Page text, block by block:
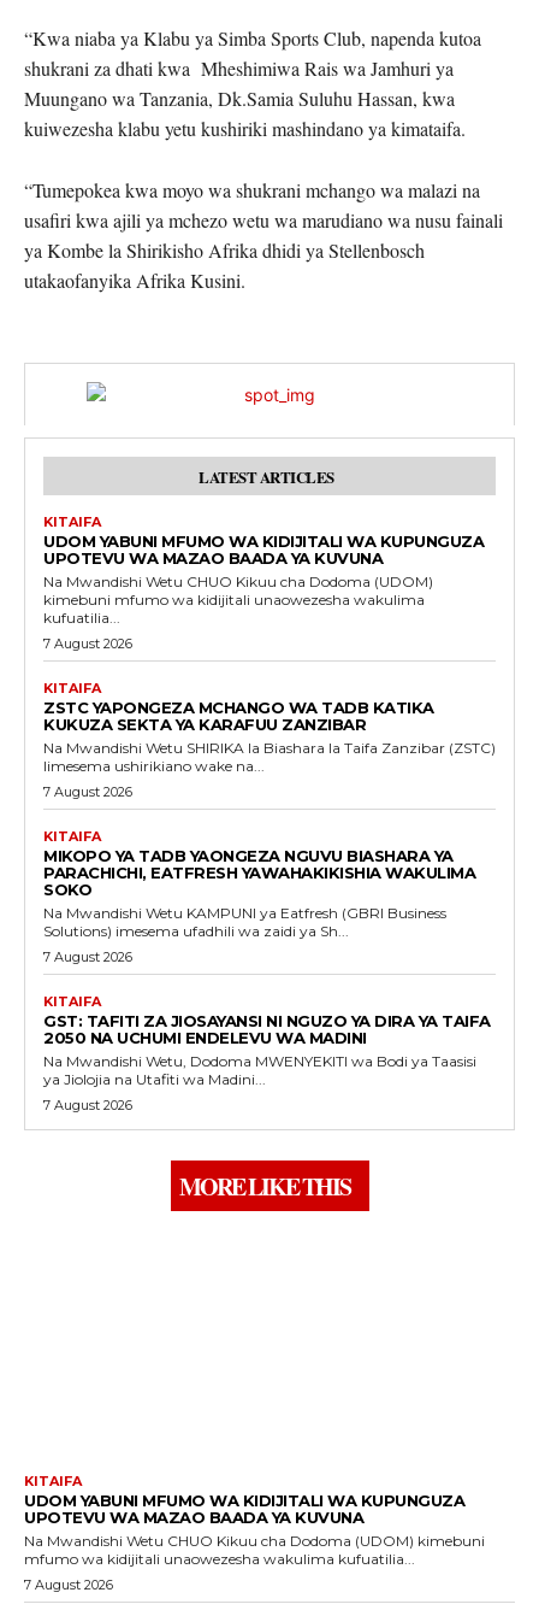
“Kwa niaba ya Klabu ya Simba Sports Club, napenda kutoa
shukrani za dhati kwa Mheshimiwa Rais wa Jamhuri ya
Muungano wa Tanzania, Dk.Samia Suluhu Hassan, kwa
kuiwezesha klabu yetu kushiriki mashindano ya kimataifa.
“Tumepokea kwa moyo wa shukrani mchango wa malazi na
usafiri kwa ajili ya mchezo wetu wa marudiano wa nusu fainali
ya Kombe la Shirikisho Afrika dhidi ya Stellenbosch
utakaofanyika Afrika Kusini.
LATEST ARTICLES
KITAIFA
UDOM YABUNI MFUMO WA KIDIJITALI WA KUPUNGUZA
UPOTEVU WA MAZAO BAADA YA KUVUNA
Na Mwandishi Wetu CHUO Kikuu cha Dodoma (UDOM)
kimebuni mfumo wa kidijitali unaowezesha wakulima
kufuatilia...
7 August 2026
KITAIFA
ZSTC YAPONGEZA MCHANGO WA TADB KATIKA
KUKUZA SEKTA YA KARAFUU ZANZIBAR
Na Mwandishi Wetu SHIRIKA la Biashara la Taifa Zanzibar (ZSTC)
limesema ushirikiano wake na...
7 August 2026
KITAIFA
MIKOPO YA TADB YAONGEZA NGUVU BIASHARA YA
PARACHICHI, EATFRESH YAWAHAKIKISHIA WAKULIMA
SOKO
Na Mwandishi Wetu KAMPUNI ya Eatfresh (GBRI Business
Solutions) imesema ufadhili wa zaidi ya Sh...
7 August 2026
KITAIFA
GST: TAFITI ZA JIOSAYANSI NI NGUZO YA DIRA YA TAIFA
2050 NA UCHUMI ENDELEVU WA MADINI
Na Mwandishi Wetu, Dodoma MWENYEKITI wa Bodi ya Taasisi
ya Jiolojia na Utafiti wa Madini...
7 August 2026
MORE LIKE THIS
KITAIFA
UDOM YABUNI MFUMO WA KIDIJITALI WA KUPUNGUZA
UPOTEVU WA MAZAO BAADA YA KUVUNA
Na Mwandishi Wetu CHUO Kikuu cha Dodoma (UDOM) kimebuni
mfumo wa kidijitali unaowezesha wakulima kufuatilia...
7 August 2026